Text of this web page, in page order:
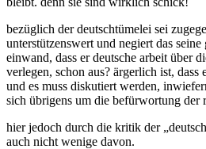
bezüglich der deutschtümelei sei
unterstützenswert und negiert das
einwand, dass er deutsche arbeit über
verlegen, schon aus? ärgerlich ist,
und es muss diskutiert werden,
sich übrigens um die befürwortung
hier jedoch durch die kritik der
auch nicht wenige davon.